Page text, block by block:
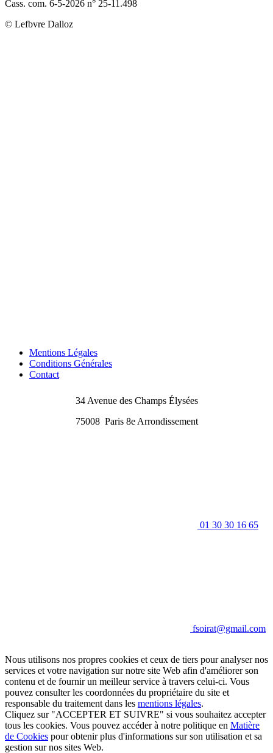
Cass. com. 6-5-2026 n° 25-11.498
© Lefbvre Dalloz
Mentions Légales
Conditions Générales
Contact
34 Avenue des Champs Élysées
75008 Paris 8e Arrondissement
01 30 30 16 65
fsoirat@gmail.com
Nous utilisons nos propres cookies et ceux de tiers pour analyser nos
services et votre navigation sur notre site Web afin d'améliorer son
contenu et de fournir un meilleur service à travers celui-ci. Vous
pouvez consulter les coordonnées du propriétaire du site et
responsable du traitement dans les mentions légales.
Cliquez sur "ACCEPTER ET SUIVRE" si vous souhaitez accepter
tous les cookies. Vous pouvez accéder à notre politique en Matière
de Cookies pour obtenir plus d'informations sur son utilisation et sa
gestion sur nos sites Web.